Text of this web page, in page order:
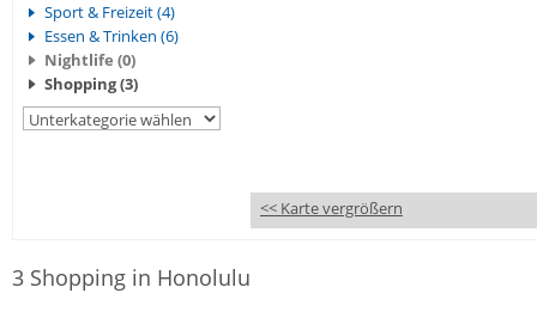
Sport & Freizeit (4)
Essen & Trinken (6)
Nightlife (0)
Shopping (3)
<< Karte vergrößern
3 Shopping in Honolulu